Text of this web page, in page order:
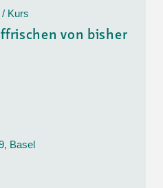
Kurs
von bisher
Basel